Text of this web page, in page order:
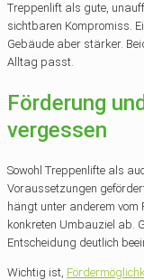
Treppenlift als gute,
sichtbaren Kompromiss.
Gebäude aber stärker.
Alltag passt.
Förderung
vergessen
Sowohl Treppenlifte als
Voraussetzungen
hängt unter anderem
konkreten Umbauziel ab.
Entscheidung deutlich
Wichtig ist,